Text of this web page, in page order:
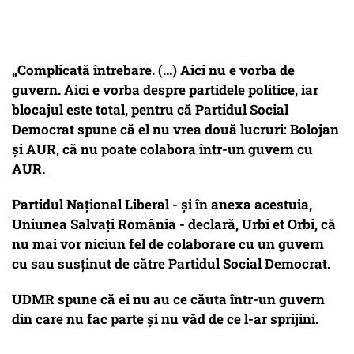
„Complicată întrebare. (...) Aici nu e vorba de
guvern. Aici e vorba despre partidele politice, iar
blocajul este total, pentru că Partidul Social
Democrat spune că el nu vrea două lucruri: Bolojan
și AUR, că nu poate colabora într-un guvern cu
AUR.
Partidul Național Liberal- și în anexa acestuia,
Uniunea Salvați România - declară,Urbi et Orbi, că
nu mai vor niciun fel de colaborare cu un guvern
cu sau susținut de către Partidul Social Democrat.
UDMR spune că ei nu au ce căuta într-un guvern
din care nu fac parte și nu văd de ce l-ar sprijini.